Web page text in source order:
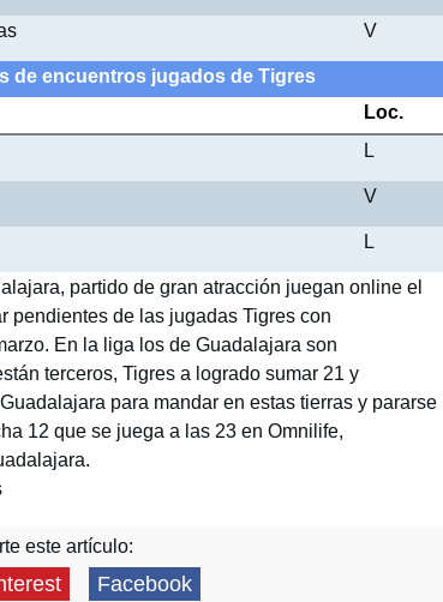
V
de encuentros jugados de Tigres
Loc.
L
V
L
partido de gran atracción juegan online el
pendientes de las jugadas Tigres con
En la liga los de Guadalajara son
terceros, Tigres a logrado sumar 21 y
para mandar en estas tierras y pararse
12 que se juega a las 23 en Omnilife,
este artículo:
Facebook